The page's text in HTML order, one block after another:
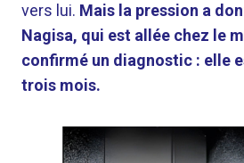
vers lui. Mais la pression a
Nagisa, qui est allée chez le
confirmé un diagnostic : elle
trois mois.